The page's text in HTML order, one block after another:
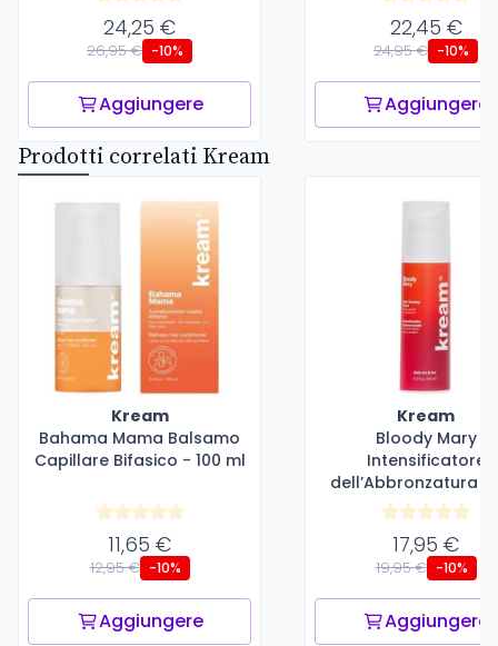
24,25 €
26,95 € -10%
Aggiungere
22,45 €
24,95 € -10%
Aggiungere
Prodotti correlati Kream
Kream
Bahama Mama Balsamo
Capillare Bifasico - 100 ml
11,65 €
12,95 € -10%
Aggiungere
Kream
Bloody Mary
Intensificatore
dell’Abbronzatura -
ml
17,95 €
19,95 € -10%
Aggiungere